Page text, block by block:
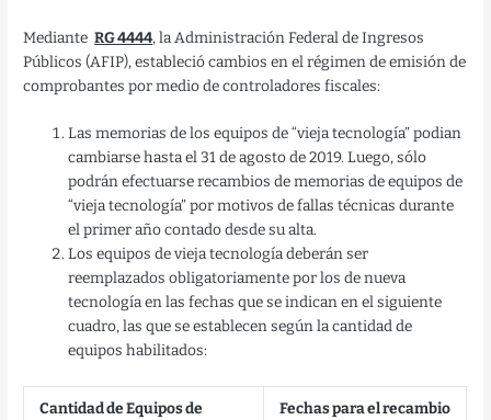
MedianteRG 4444, la Administración Federal de Ingresos
Públicos (AFIP), estableció cambios en el régimen de emisión de
comprobantes por medio de controladores fiscales:
Las memorias de los equipos de “vieja tecnología” podian
cambiarse hasta el 31 de agosto de 2019. Luego, sólo
podrán efectuarse recambios de memorias de equipos de
“vieja tecnología” por motivos de fallas técnicas durante
el primer año contado desde su alta.
Los equipos de vieja tecnología deberán ser
reemplazados obligatoriamente por los de nueva
tecnología en las fechas que se indican en el siguiente
cuadro, las que se establecen según la cantidad de
equipos habilitados:
Cantidad de Equipos de
Fechas para el recambio